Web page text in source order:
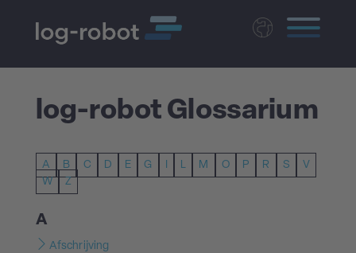
Czech
log-robot Glossarium
A B C D E G L M O P R S
V
W
Z
A
Afschrijving